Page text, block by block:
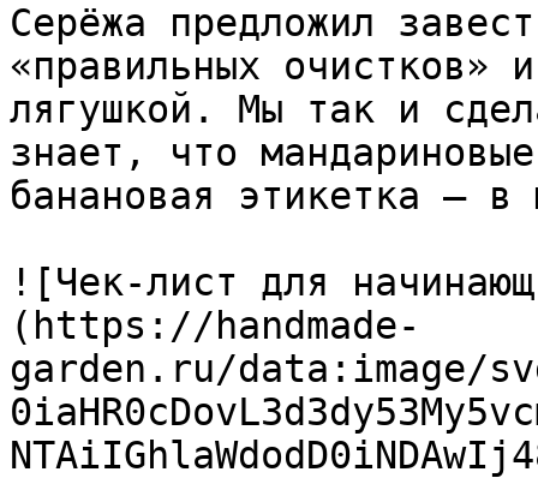
Серёжа предложил
«правильных очистков»
лягушкой. Мы так и
знает, что
банановая этикетка — в
![Чек-лист для
(https://handmade-
garden.ru/data:image/